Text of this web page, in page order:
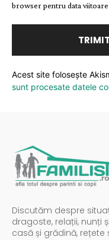
browser pentru data
Acest site folosește
sunt procesate datele
Discutăm despre
dragoste, relații, nunți
casă și grădină, rețete